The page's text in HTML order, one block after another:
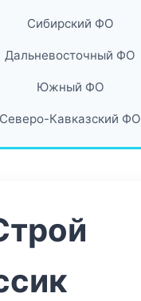
Сибирский ФО
Дальневосточный ФО
Южный ФО
Северо-Кавказский ФО